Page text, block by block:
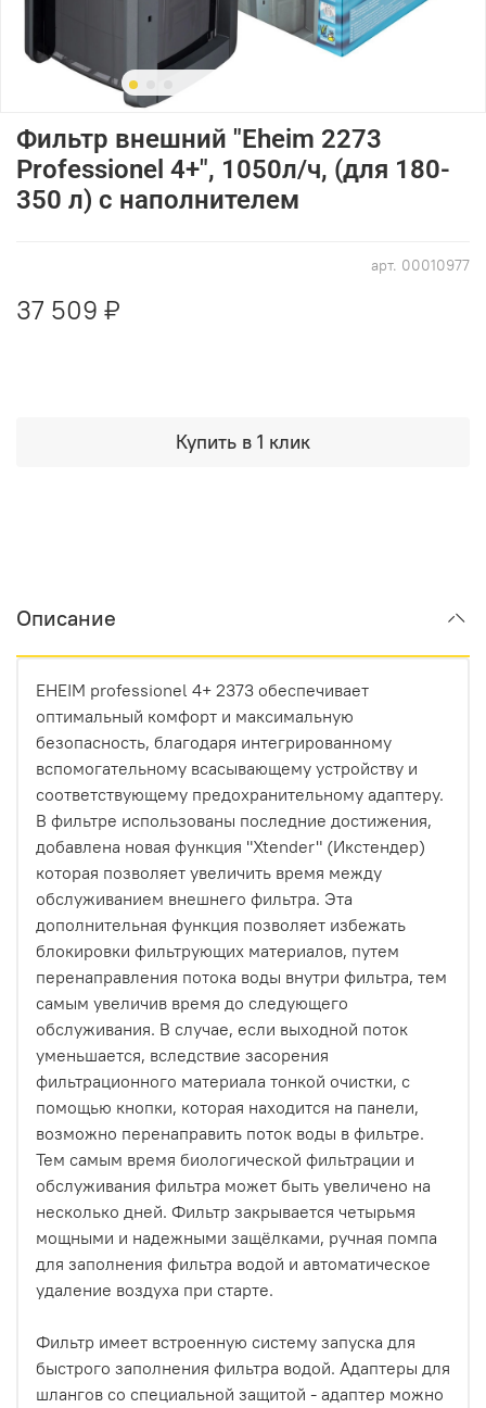
арт. 00010977
Фильтр внешний "Eheim 2273
Professionel 4+", 1050л/ч, (для 180-
350 л) с наполнителем
37 509 ₽
Купить в 1 клик
Описание
EHEIM professionel 4+ 2373 обеспечивает
оптимальный комфорт и максимальную
безопасность, благодаря интегрированному
вспомогательному всасывающему устройству и
соответствующему предохранительному адаптеру.
В фильтре использованы последние достижения,
добавлена новая функция "Xtender" (Икстендер)
которая позволяет увеличить время между
обслуживанием внешнего фильтра. Эта
дополнительная функция позволяет избежать
блокировки фильтрующих материалов, путем
перенаправления потока воды внутри фильтра, тем
самым увеличив время до следующего
обслуживания. В случае, если выходной поток
уменьшается, вследствие засорения
фильтрационного материала тонкой очистки, с
помощью кнопки, которая находится на панели,
возможно перенаправить поток воды в фильтре.
Тем самым время биологической фильтрации и
обслуживания фильтра может быть увеличено на
несколько дней. Фильтр закрывается четырьмя
мощными и надежными защёлками, ручная помпа
для заполнения фильтра водой и автоматическое
удаление воздуха при старте.
Фильтр имеет встроенную систему запуска для
быстрого заполнения фильтра водой. Адаптеры для
шлангов со специальной защитой - адаптер можно